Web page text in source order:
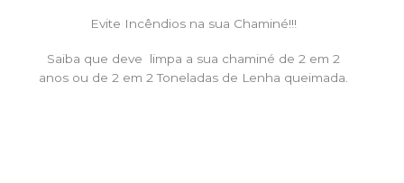
Evite Incêndios na sua Chaminé!!!
Saiba que deve limpa a sua chaminé de 2 em 2
anos ou de 2 em 2 Toneladas de Lenha queimada.